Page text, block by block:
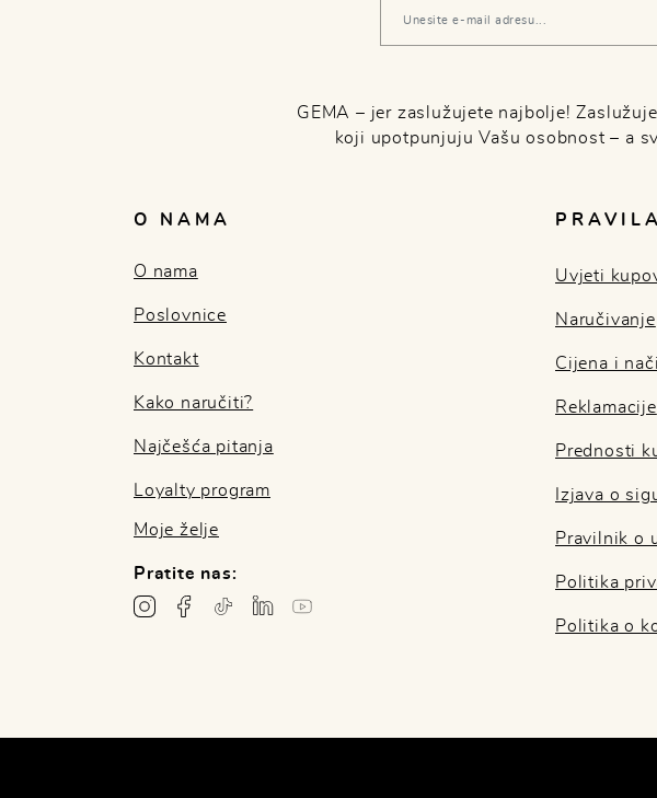
GEMA – jer zaslužujete najbolje!
koji upotpunjuju Vašu osobnost – a
O NAMA
O nama
Poslovnice
Kontakt
Kako naručiti?
Najčešća pitanja
Loyalty program
Moje želje
Pratite nas:
Uvjeti
Naručivanje
Cijena i
Reklamacije
Prednosti
Izjava o
Pravilnik o
Politika
Politika o